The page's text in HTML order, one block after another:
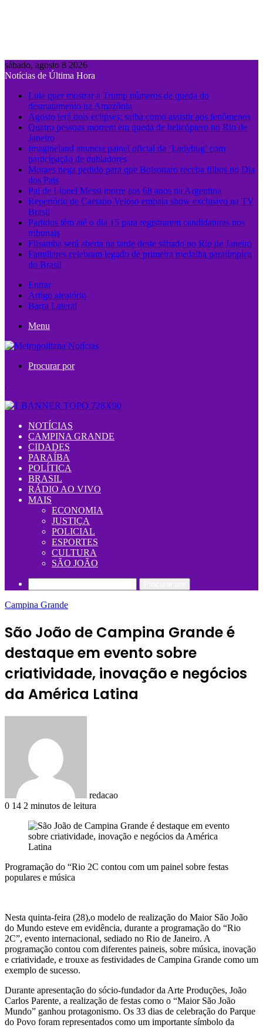
sábado, agosto 8 2026
Notícias de Última Hora
Lula quer mostrar a Trump números de queda do
desmatamento na Amazônia
Agosto terá dois eclipses; saiba como assistir aos fenômenos
Quatro pessoas morrem em queda de helicóptero no Rio de
Janeiro
Imagineland anuncia painel oficial da ‘Ladybug’ com
participação de dubladores
Moraes nega pedido para que Bolsonaro receba filhos no Dia
dos Pais
Pai de Lionel Messi morre aos 68 anos na Argentina
Repertório de Caetano Veloso embala show exclusivo na TV
Brasil
Partidos têm até o dia 15 para registrarem candidaturas nos
tribunais
Flisamba será aberta na tarde deste sábado no Rio de Janeiro
Familiares celebram legado de primeira medalha paralímpica
do Brasil
Entrar
Artigo aleatório
Barra Lateral
Menu
Procurar por
.
NOTÍCIAS
CAMPINA GRANDE
CIDADES
PARAÍBA
POLÍTICA
BRASIL
RÁDIO AO VIVO
MAIS
ECONOMIA
JUSTIÇA
POLICIAL
ESPORTES
CULTURA
SÃO JOÃO
Campina Grande
São João de Campina Grande é
destaque em evento sobre
criatividade, inovação e negócios
da América Latina
redacao
0 14 2 minutos de leitura
Programação do “Rio 2C contou com um painel sobre festas
populares e música
Nesta quinta-feira (28),o modelo de realização do Maior São João
do Mundo esteve em evidência, durante a programação do “Rio
2C”, evento internacional, sediado no Rio de Janeiro. A
programação contou com diferentes paineis, sobre música, inovação
e criatividade, e trouxe as festividades de Campina Grande como um
exemplo de sucesso.
Durante apresentação do sócio-fundador da Arte Produções, João
Carlos Parente, a realização de festas como o “Maior São João
Mundo” ganhou protagonismo. Os 33 dias de celebração do Parque
do Povo foram representados como um importante símbolo da